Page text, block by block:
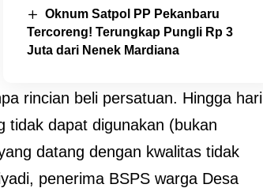
Oknum Satpol PP Pekanbaru
Tercoreng! Terungkap Pungli Rp 3
Juta dari Nenek Mardiana
rincian beli persatuan. Hingga hari
tidak dapat digunakan (bukan
datang dengan kwalitas tidak
penerima BSPS warga Desa